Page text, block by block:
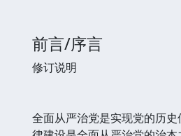
前言/序言
修订说明
全面从严治党是实现党的历